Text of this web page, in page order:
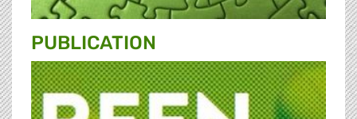
PUBLICATION